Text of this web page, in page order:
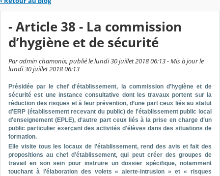
- Article 38 - La commission
d’hygiène et de sécurité
Par admin chamonix, publié le lundi 30 juillet 2018 06:13 - Mis à jour le
lundi 30 juillet 2018 06:13
Présidée par le chef d'établissement, la commission d’hygiène et de
sécurité est une instance consultative dont les travaux portent sur la
réduction des risques et à leur prévention, d’une part ceux liés au statut
d'ERP (établissement recevant du public) de l'établissement public local
d'enseignement (EPLE), d’autre part ceux liés à la prise en charge d'un
public particulier exerçant des activités d'élèves dans des situations de
formation.
Elle visite tous les locaux de l’établissement, rend des avis et fait des
propositions au chef d’établissement, qui peut créer des groupes de
travail en son sein pour instruire un dossier spécifique, notamment
touchant à l’élaboration des volets « alerte-intrusion » et « risques